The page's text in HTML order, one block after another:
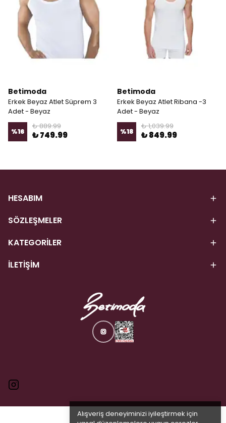
Alışveriş deneyiminizi iyileştirmek için
Betimoda
Erkek Beyaz Atlet Süprem 3
Adet - Beyaz
%16
₺ 889.99
₺ 749.99
Betimoda
Erkek Beyaz Atlet Ribana -3
Adet - Beyaz
%18
₺ 1,039.99
₺ 849.99
HESABIM
SÖZLEŞMELER
KATEGORİLER
İLETİŞİM